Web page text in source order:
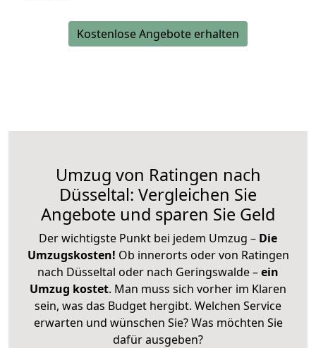
Kostenlose Angebote erhalten
Umzug von Ratingen nach
Düsseltal: Vergleichen Sie
Angebote und sparen Sie Geld
Der wichtigste Punkt bei jedem Umzug – Die
Umzugskosten! Ob innerorts oder von Ratingen
nach Düsseltal oder nach Geringswalde –ein
Umzug kostet. Man muss sich vorher im Klaren
sein, was das Budget hergibt. Welchen Service
erwarten und wünschen Sie? Was möchten Sie
dafür ausgeben?